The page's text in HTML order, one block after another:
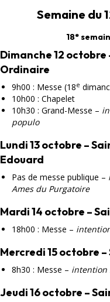
Semaine du
18e
Dimanche 12 octobre
Ordinaire
9h00 : Messe (18e
10h00 : Chapelet
10h30 : Grand-Messe –
populo
Lundi 13 octobre –
Edouard
Pas de messe publique –
Ames du Purgatoire
Mardi 14 octobre –
18h00 : Messe –
Mercredi 15 octobre
8h30 : Messe – intention
Jeudi 16 octobre –